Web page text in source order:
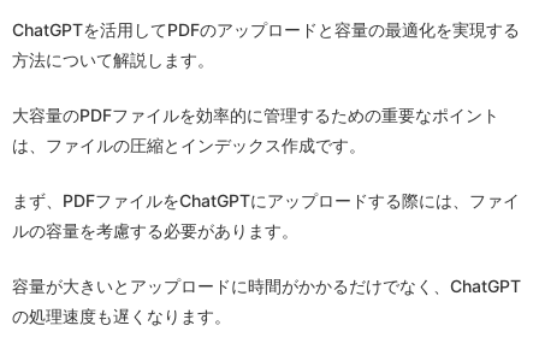
ChatGPTを活用してPDFのアップロードと容量の最適化を実現する
方法について解説します。
大容量のPDFファイルを効率的に管理するための重要なポイント
は、ファイルの圧縮とインデックス作成です。
まず、PDFファイルをChatGPTにアップロードする際には、ファイ
ルの容量を考慮する必要があります。
容量が大きいとアップロードに時間がかかるだけでなく、ChatGPT
の処理速度も遅くなります。